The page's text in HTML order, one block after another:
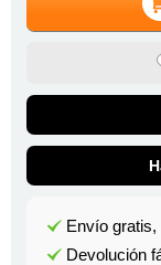
Envío
Devolución